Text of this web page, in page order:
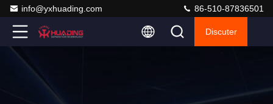
info@yxhuading.com 86-510-87836501
Discuter